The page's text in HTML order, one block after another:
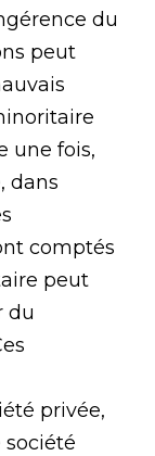
du
peut
une fois,
dans
comptés
peut
du
privée,